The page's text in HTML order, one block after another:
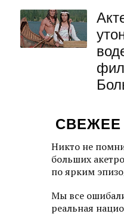
СВЕЖЕЕ
Никто не
больших
по ярким
Мы все
реальная